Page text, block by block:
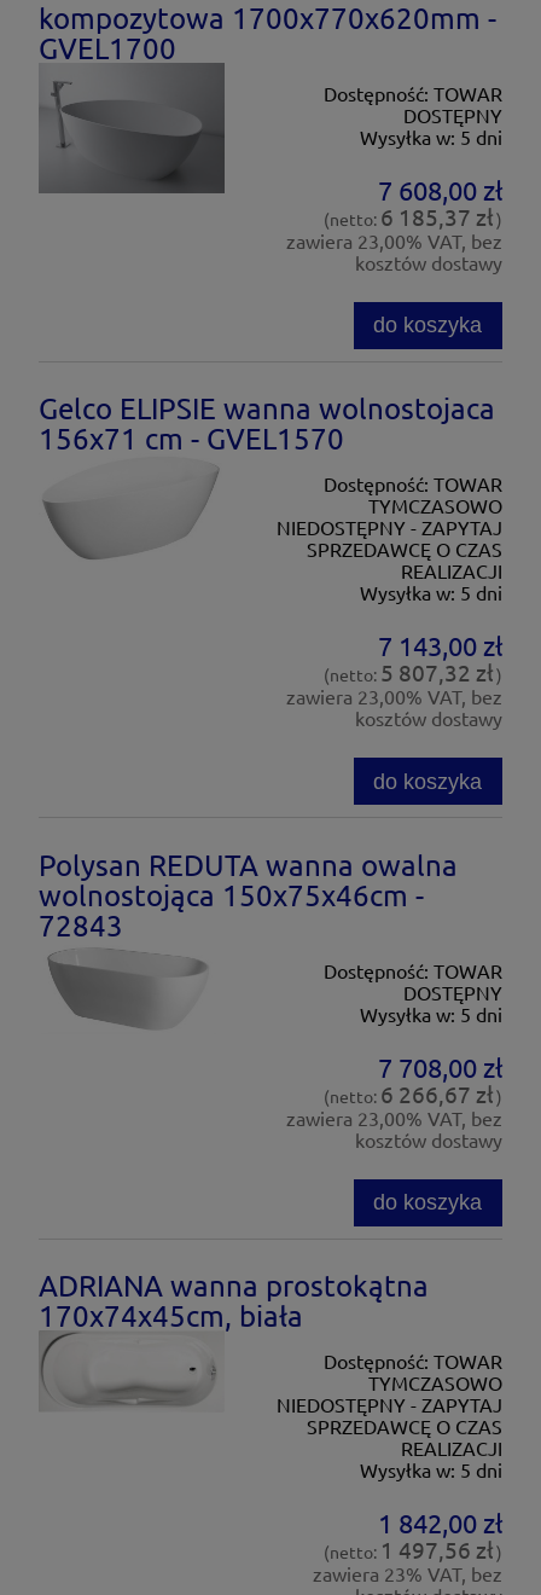
kompozytowa 1700x770x620mm -
GVEL1700
Dostępność: TOWAR
DOSTĘPNY
Wysyłka w: 5 dni
7 608,00 zł
(netto: 6 185,37 zł)
zawiera 23,00% VAT, bez
kosztów dostawy
do koszyka
Gelco ELIPSIE wanna wolnostojaca
156x71 cm - GVEL1570
Dostępność: TOWAR
TYMCZASOWO
NIEDOSTĘPNY - ZAPYTAJ
SPRZEDAWCĘ O CZAS
REALIZACJI
Wysyłka w: 5 dni
7 143,00 zł
(netto: 5 807,32 zł)
zawiera 23,00% VAT, bez
kosztów dostawy
do koszyka
Polysan REDUTA wanna owalna
wolnostojąca 150x75x46cm -
72843
Dostępność: TOWAR
DOSTĘPNY
Wysyłka w: 5 dni
7 708,00 zł
(netto: 6 266,67 zł)
zawiera 23,00% VAT, bez
kosztów dostawy
do koszyka
ADRIANA wanna prostokątna
170x74x45cm, biała
Dostępność: TOWAR
TYMCZASOWO
NIEDOSTĘPNY - ZAPYTAJ
SPRZEDAWCĘ O CZAS
REALIZACJI
Wysyłka w: 5 dni
1 842,00 zł
(netto: 1 497,56 zł)
zawiera 23% VAT, bez